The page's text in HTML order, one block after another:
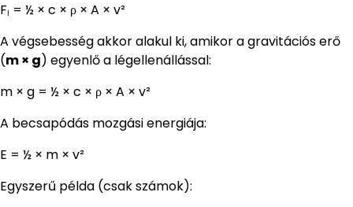
Fₗ = ½ × c × ρ × A × v²
A végsebesség akkor alakul ki, amikor a gravitációs erő
(m × g) egyenlő a légellenállással:
m × g = ½ × c × ρ × A × v²
A becsapódás mozgási energiája:
E = ½ × m × v²
Egyszerű példa (csak számok):